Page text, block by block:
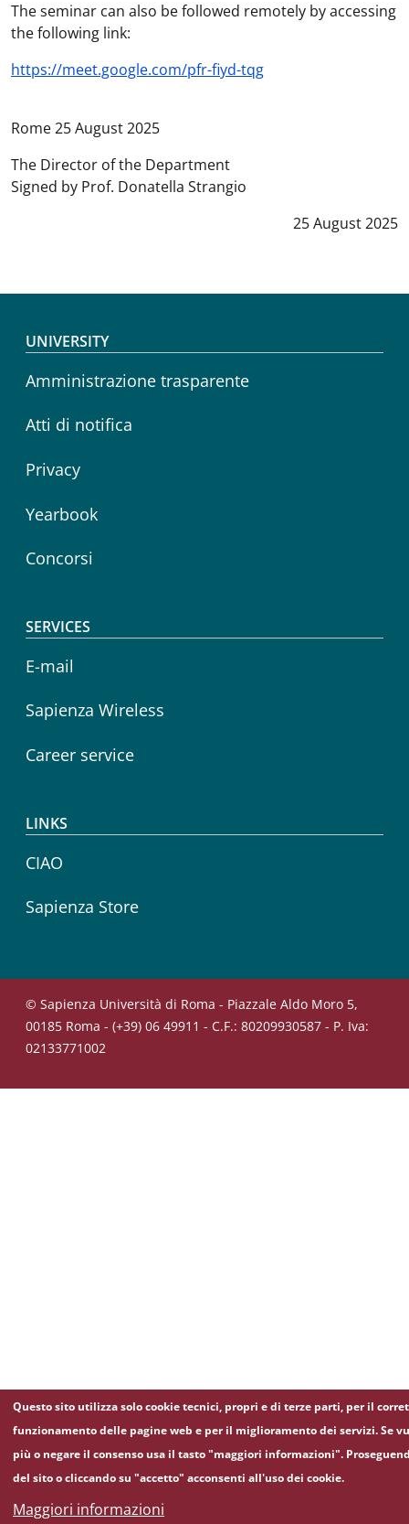
The seminar can also be followed remotely by accessing
the following link:
https://meet.google.com/pfr-fiyd-tqg
Rome 25 August 2025
The Director of the Department
Signed by Prof. Donatella Strangio
Data notizia:
25 August 2025
Footer menu
UNIVERSITY
Amministrazione trasparente
Atti di notifica
Privacy
Yearbook
Concorsi
SERVICES
E-mail
Sapienza Wireless
Career service
LINKS
CIAO
Sapienza Store
© Sapienza Università di Roma - Piazzale Aldo Moro 5,
00185 Roma - (+39) 06 49911 - C.F.: 80209930587 - P. Iva:
02133771002
Questo sito utilizza solo cookie tecnici, propri e di terze parti, per il
funzionamento delle pagine web e per il miglioramento dei servizi. Se
più o negare il consenso usa il tasto "maggiori informazioni".
del sito o cliccando su "accetto" acconsenti all'uso dei cookie.
Maggiori informazioni